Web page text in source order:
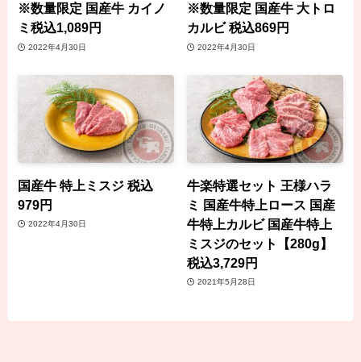
※数量限定 国産牛 カイノ
ミ税込1,089円
2022年4月30日
※数量限定 国産牛 大トロ
カルビ 税込869円
2022年4月30日
国産牛 特上ミスジ 税込
979円
2022年4月30日
牛楽特選セット 王様ハラ
ミ 国産牛特上ロース 国産
牛特上カルビ 国産牛特上
ミスジのセット【280g】
税込3,729円
2021年5月28日